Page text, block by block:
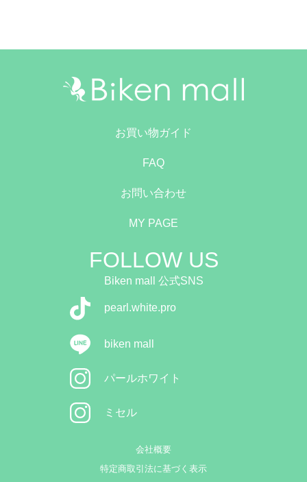
お買い物ガイド
FAQ
お問い合わせ
MY PAGE
FOLLOW US
Biken mall 公式SNS
pearl.white.pro
biken mall
パールホワイト
ミセル
会社概要
特定商取引法に基づく表示